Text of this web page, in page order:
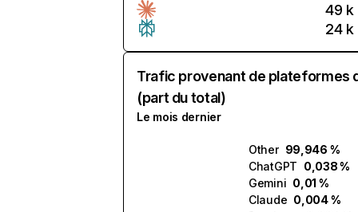
49 k
24 k
Trafic provenant de plateformes
(part du total)
Le mois dernier
Other 99,946 %
ChatGPT 0,038 %
Gemini 0,01 %
Claude 0,004 %